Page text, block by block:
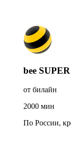
bee
от билайн
2000 мин
По России,